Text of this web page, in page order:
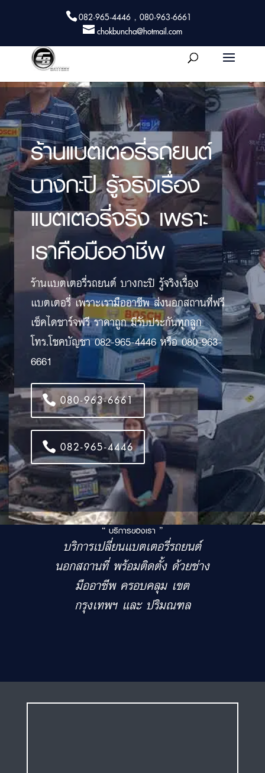
082-965-4446 , 080-963-6661
chokbuncha@hotmail.com
ร้านแบตเตอรี่รถยนต์
บางกะปิ รู้จริงเรื่อง
แบตเตอรี่จริง เพราะ
เราคือมืออาชีพ
ร้านแบตเตอรี่รถยนต์ บางกะปิ รู้จริงเรื่อง
แบตเตอรี่ เพราะเรามืออาชีพ ส่งนอกสถานที่ฟรี
เช็คไดชาร์จฟรี ราคาถูก มีรับประกันทุกลูก
โทร.โชคบัญชา 082-965-4446 หรือ 080-963-
6661
080-963-6661
082-965-4446
“ บริการของเรา ”
บริการเปลี่ยนแบตเตอรี่รถยนต์
นอกสถานที่ พร้อมติดตั้ง ด้วยช่าง
มืออาชีพ ครอบคลุม เขต
กรุงเทพฯ และ ปริมณฑล